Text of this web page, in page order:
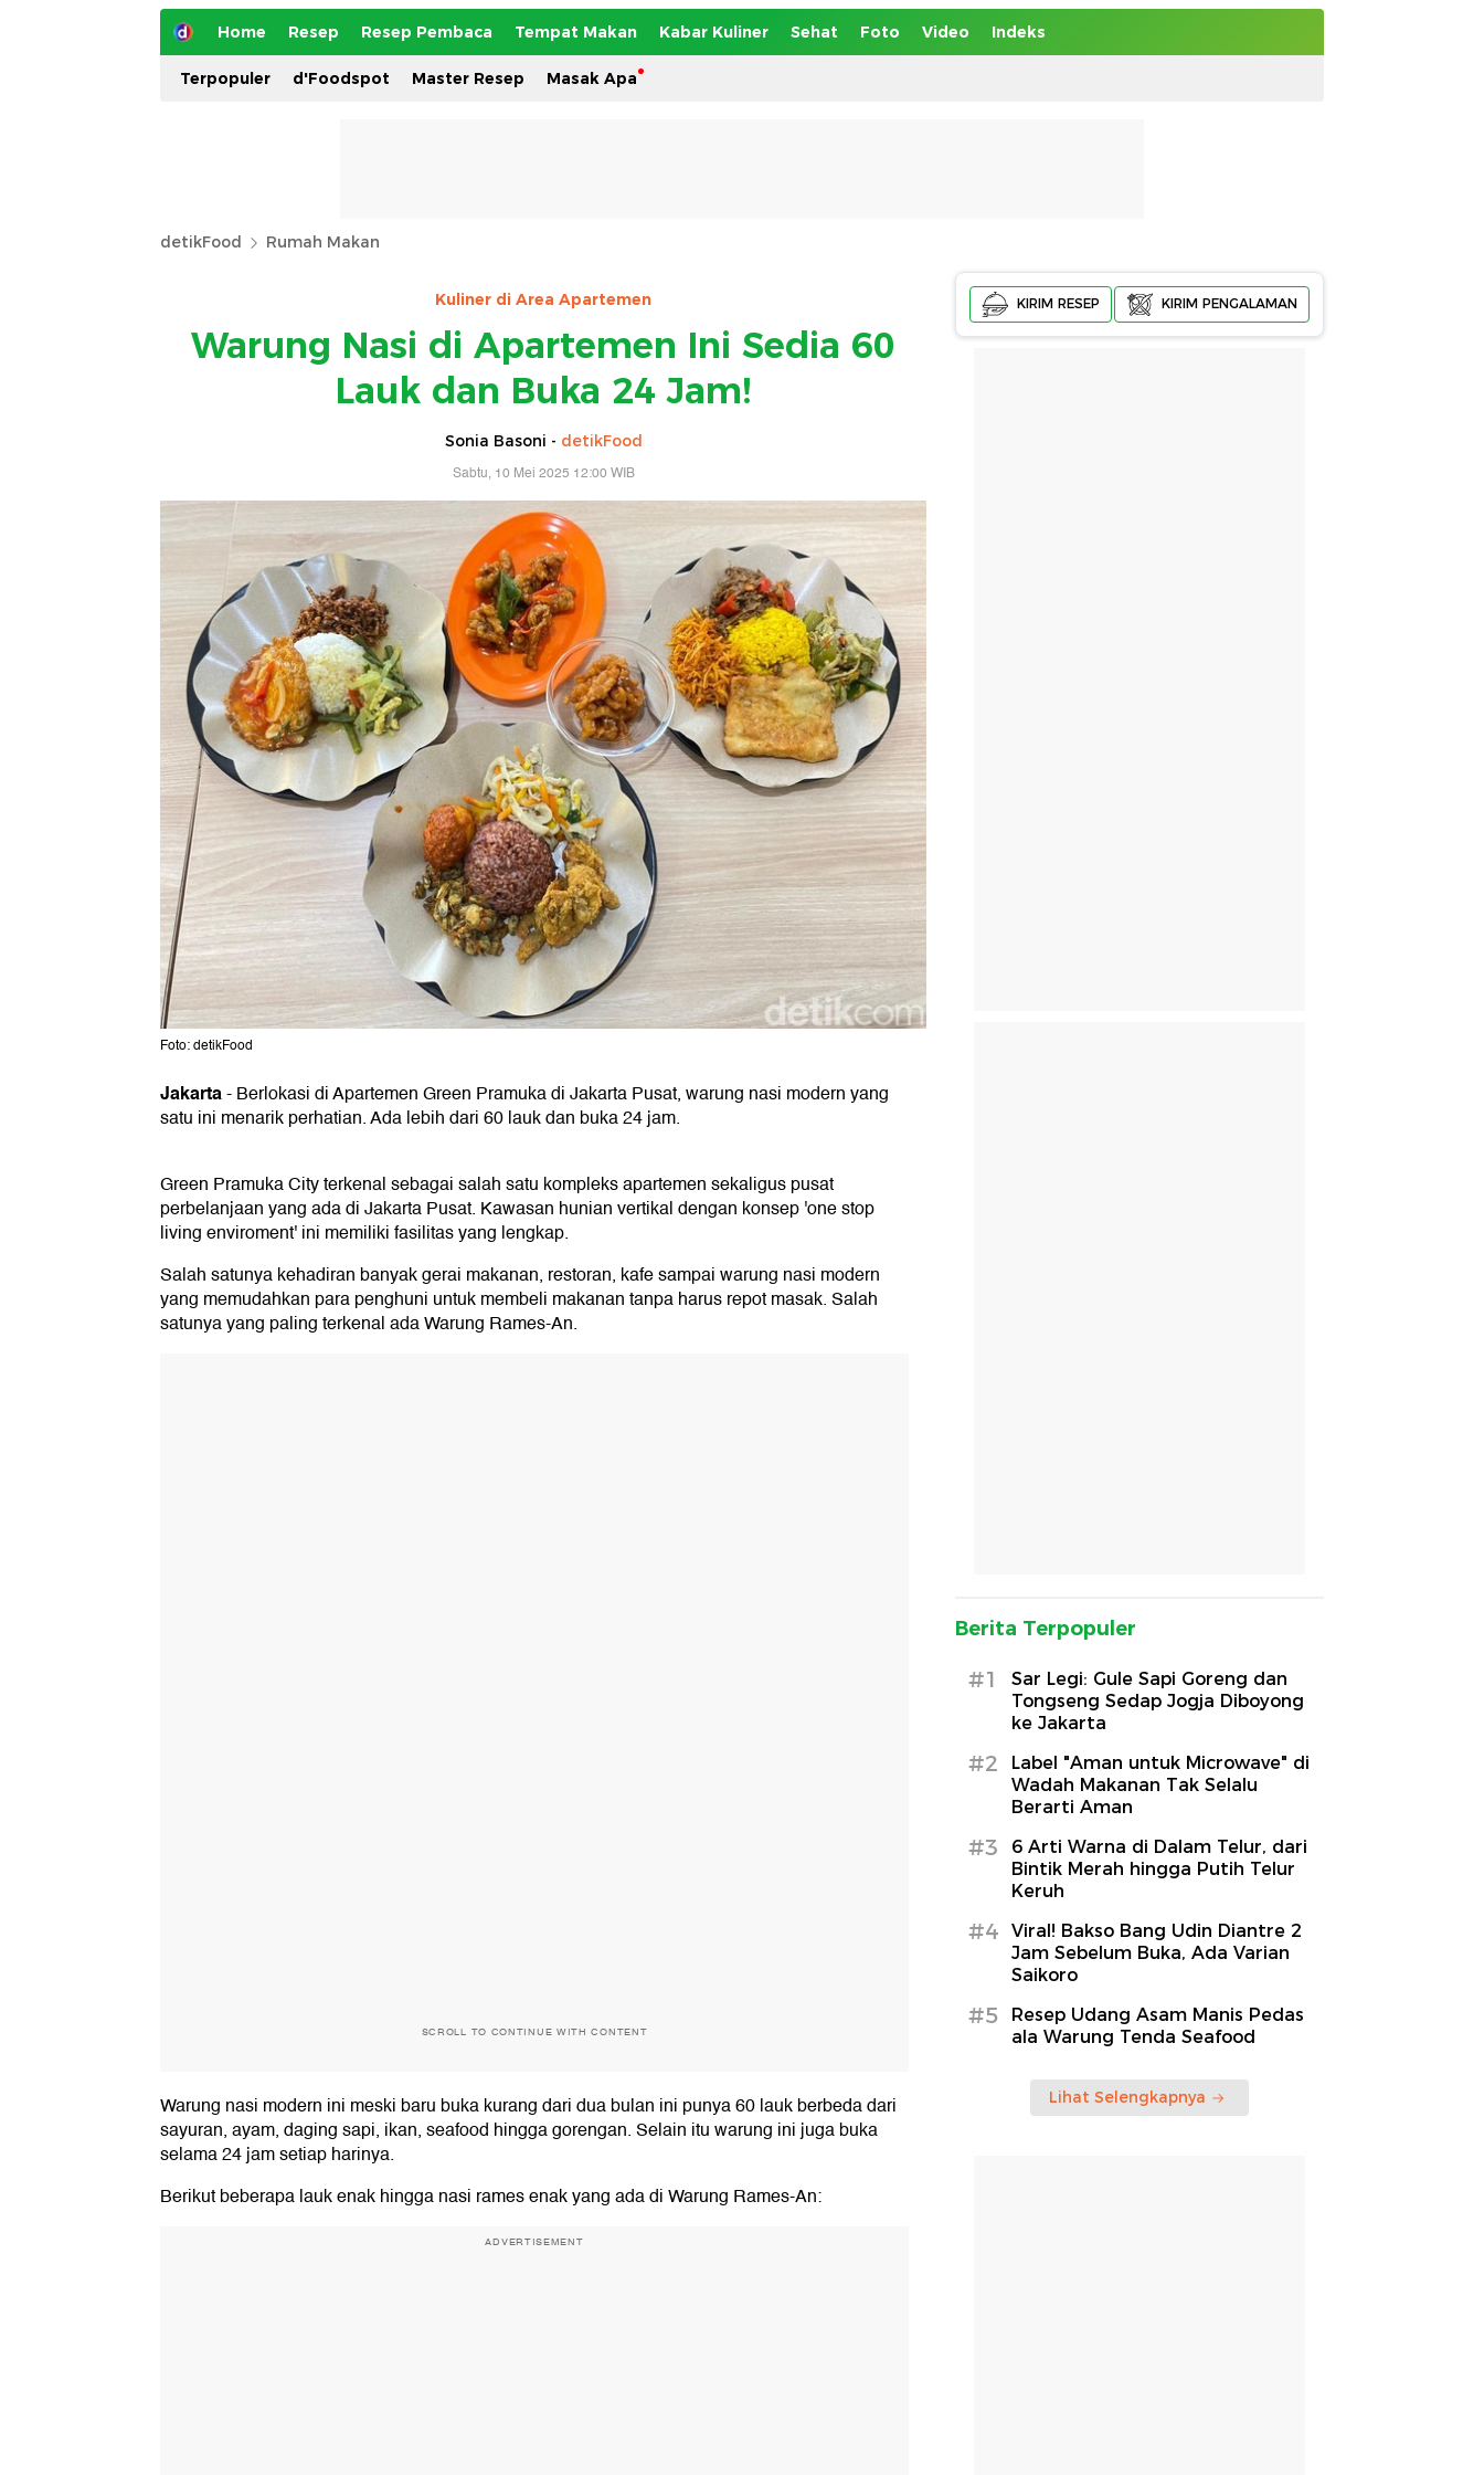
Home Resep Resep Pembaca Tempat Makan Kabar Kuliner Sehat Foto Video Indeks
Terpopuler d'Foodspot Master Resep Masak Apa
detikFood Rumah Makan
Kuliner di Area Apartemen
Warung Nasi di Apartemen Ini Sedia 60
Lauk dan Buka 24 Jam!
Sonia Basoni - detikFood
Sabtu, 10 Mei 2025 12:00 WIB
Foto: detikFood
Jakarta-Berlokasi di Apartemen Green Pramuka di Jakarta Pusat, warung nasi modern yang
satu ini menarik perhatian. Ada lebih dari 60 lauk dan buka 24 jam.
Green Pramuka City terkenal sebagai salah satu kompleks apartemen sekaligus pusat
perbelanjaan yang ada di Jakarta Pusat. Kawasan hunian vertikal dengan konsep 'one stop
living enviroment' ini memiliki fasilitas yang lengkap.
Salah satunya kehadiran banyak gerai makanan, restoran, kafe sampai warung nasi modern
yang memudahkan para penghuni untuk membeli makanan tanpa harus repot masak. Salah
satunya yang paling terkenal ada Warung Rames-An.
SCROLL TO CONTINUE WITH CONTENT
Warung nasi modern ini meski baru buka kurang dari dua bulan ini punya 60 lauk berbeda dari
sayuran, ayam, daging sapi, ikan, seafood hingga gorengan. Selain itu warung ini juga buka
selama 24 jam setiap harinya.
Berikut beberapa lauk enak hingga nasi rames enak yang ada di Warung Rames-An:
ADVERTISEMENT
KIRIM RESEP KIRIM PENGALAMAN
Berita Terpopuler
#1
Sar Legi: Gule Sapi Goreng dan
Tongseng Sedap Jogja Diboyong
ke Jakarta
#2
Label "Aman untuk Microwave" di
Wadah Makanan Tak Selalu
Berarti Aman
#3
6 Arti Warna di Dalam Telur, dari
Bintik Merah hingga Putih Telur
Keruh
#4
Viral! Bakso Bang Udin Diantre 2
Jam Sebelum Buka, Ada Varian
Saikoro
#5
Resep Udang Asam Manis Pedas
ala Warung Tenda Seafood
Lihat Selengkapnya